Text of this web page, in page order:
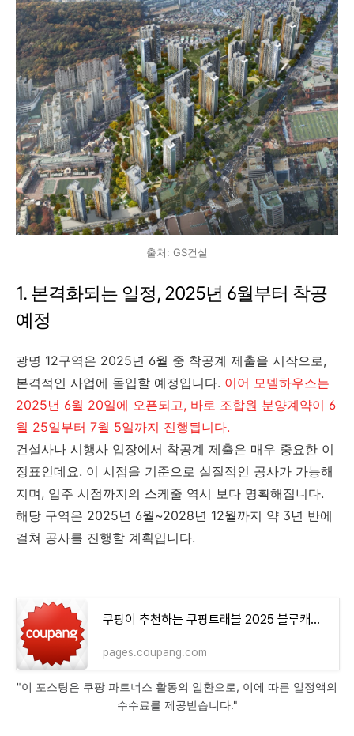
출처: GS건설
1. 본격화되는 일정, 2025년 6월부터 착공
예정
광명 12구역은 2025년 6월 중 착공계 제출을 시작으로,
본격적인 사업에 돌입할 예정입니다. 이어 모델하우스는
2025년 6월 20일에 오픈되고, 바로 조합원 분양계약이 6
월 25일부터 7월 5일까지 진행됩니다.
건설사나 시행사 입장에서 착공계 제출은 매우 중요한 이
정표인데요. 이 시점을 기준으로 실질적인 공사가 가능해
지며, 입주 시점까지의 스케줄 역시 보다 명확해집니다.
해당 구역은 2025년 6월~2028년 12월까지 약 3년 반에
걸쳐 공사를 진행할 계획입니다.
쿠팡이 추천하는 쿠팡트래블 2025 블루캐니언 시즌권 관련 혜택과 특가
pages.coupang.com
"이 포스팅은 쿠팡 파트너스 활동의 일환으로, 이에 따른 일정액의
수수료를 제공받습니다."